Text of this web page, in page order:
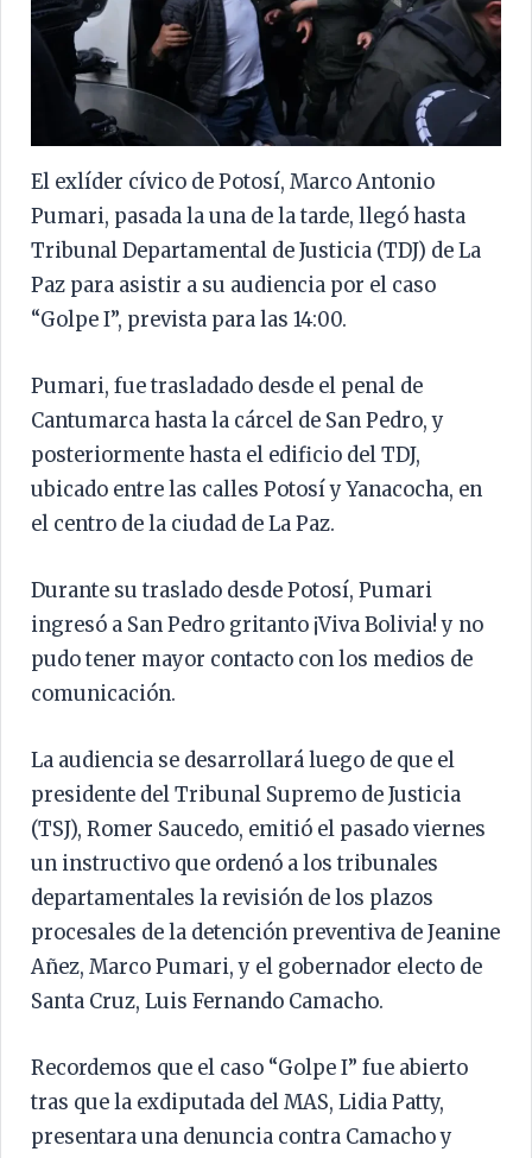
El exlíder cívico de Potosí, Marco Antonio
Pumari, pasada la una de la tarde, llegó hasta
Tribunal Departamental de Justicia (TDJ) de La
Paz para asistir a su audiencia por el caso
“Golpe I”, prevista para las 14:00.
Pumari, fue trasladado desde el penal de
Cantumarca hasta la cárcel de San Pedro, y
posteriormente hasta el edificio del TDJ,
ubicado entre las calles Potosí y Yanacocha, en
el centro de la ciudad de La Paz.
Durante su traslado desde Potosí, Pumari
ingresó a San Pedro gritanto ¡Viva Bolivia! y no
pudo tener mayor contacto con los medios de
comunicación.
La audiencia se desarrollará luego de que el
presidente del Tribunal Supremo de Justicia
(TSJ), Romer Saucedo, emitió el pasado viernes
un instructivo que ordenó a los tribunales
departamentales la revisión de los plazos
procesales de la detención preventiva de Jeanine
Añez, Marco Pumari, y el gobernador electo de
Santa Cruz, Luis Fernando Camacho.
Recordemos que el caso “Golpe I” fue abierto
tras que la exdiputada del MAS, Lidia Patty,
presentara una denuncia contra Camacho y